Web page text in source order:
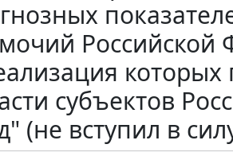
Российской
которых
субъектов
(не вступил в